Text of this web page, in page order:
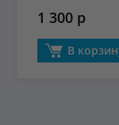
1 300 р
В